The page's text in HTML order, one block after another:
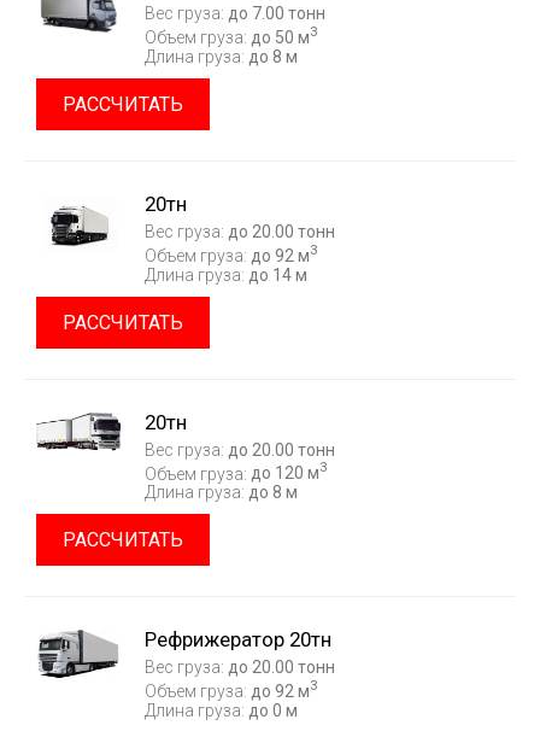
Вес груза: до 7.00 тонн
Объем груза: до 50 м3
Длина груза: до 8 м
РАССЧИТАТЬ
20тн
Вес груза: до 20.00 тонн
Объем груза: до 92 м3
Длина груза: до 14 м
РАССЧИТАТЬ
20тн
Вес груза: до 20.00 тонн
Объем груза: до 120 м3
Длина груза: до 8 м
РАССЧИТАТЬ
Рефрижератор 20тн
Вес груза: до 20.00 тонн
Объем груза: до 92 м3
Длина груза: до 0 м